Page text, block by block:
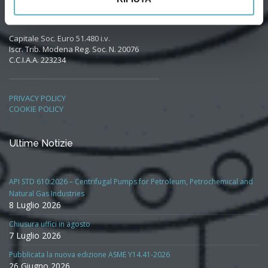
Capitale Soc. Euro 51.480 i.v.
Iscr. Trib. Modena Reg. Soc. N. 20076
C.C.I.A.A. 223234
PRIVACY POLICY
COOKIE POLICY
Ultime Notizie
API STD 610:2026 – Centrifugal Pumps for Petroleum, Petrochemical and
Natural Gas Industries
8 Luglio 2026
Chiusura uffici in agosto
7 Luglio 2026
Pubblicata la nuova edizione ASME Y14.41-2026